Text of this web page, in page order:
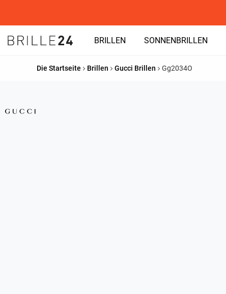
BRILLEN SONNENBRILLEN
Die Startseite Brillen Gucci Brillen Gg2034O